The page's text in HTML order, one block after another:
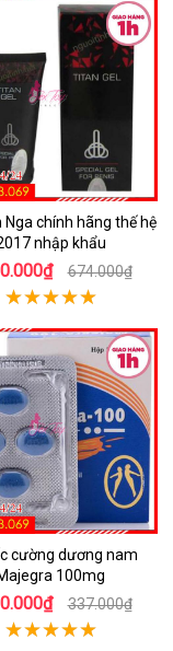
Nga chính hãng thế hệ
nhập khẩu
674.000₫
cường dương nam
100mg
337.000₫